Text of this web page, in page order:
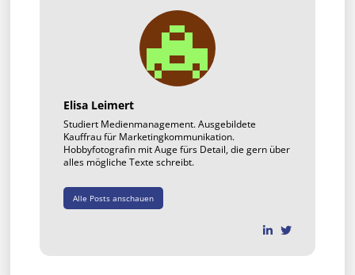
Elisa Leimert
Studiert Medienmanagement. Ausgebildete
Kauffrau für Marketingkommunikation.
Hobbyfotografin mit Auge fürs Detail, die gern über
alles mögliche Texte schreibt.
Alle Posts anschauen